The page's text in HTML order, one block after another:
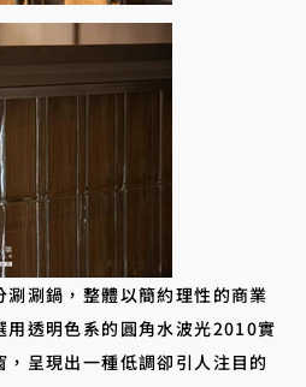
鍋，整體以簡約理性的商業
用透明色系的圓角水波光2010實
呈現出一種低調卻引人注目的